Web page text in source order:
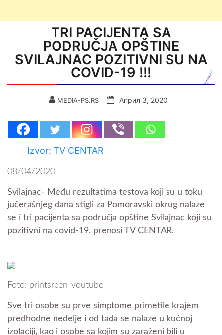
TRI PACIJENTA SA
PODRUČJA OPŠTINE
SVILAJNAC POZITIVNI SU NA
COVID-19 !!!
MEDIA-PS.RS Април 3, 2020
Izvor: TV CENTAR
08/04/2020
Svilajnac- Među rezultatima testova koji su u toku
jučerašnjeg dana stigli za Pomoravski okrug nalaze
se i tri pacijenta sa područja opštine Svilajnac koji su
pozitivni na covid-19, prenosi TV CENTAR.
Foto: printsreen-youtube
Sve tri osobe su prve simptome primetile krajem
predhodne nedelje i od tada se nalaze u kućnoj
izolaciji, kao i osobe sa kojim su zaraženi bili u